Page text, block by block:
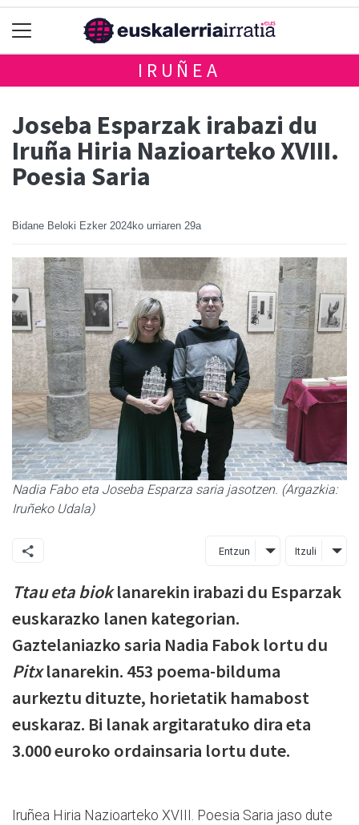
IRUÑEA
Joseba Esparzak irabazi du
Iruña Hiria Nazioarteko XVIII.
Poesia Saria
Bidane Beloki Ezker 2024ko urriaren 29a
Nadia Fabo eta Joseba Esparza saria jasotzen. (Argazkia:
Iruñeko Udala)
Entzun Itzuli
Ttau eta bioklanarekin irabazi du Esparzak
euskarazko lanen kategorian.
Gaztelaniazko saria Nadia Fabok lortu du
Pitxlanarekin. 453 poema-bilduma
aurkeztu dituzte, horietatik hamabost
euskaraz. Bi lanak argitaratuko dira eta
3.000 euroko ordainsaria lortu dute.
Iruñea Hiria Nazioarteko XVIII. Poesia Saria jaso dute